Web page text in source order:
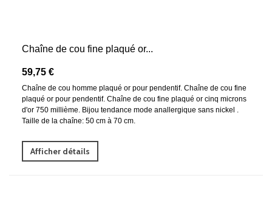
Chaîne de cou fine plaqué or...
59,75 €
Chaîne de cou homme plaqué or pour pendentif. Chaîne de cou fine
plaqué or pour pendentif. Chaîne de cou fine plaqué or cinq microns
d'or 750 millième. Bijou tendance mode anallergique sans nickel .
Taille de la chaîne: 50 cm à 70 cm.
Afficher détails